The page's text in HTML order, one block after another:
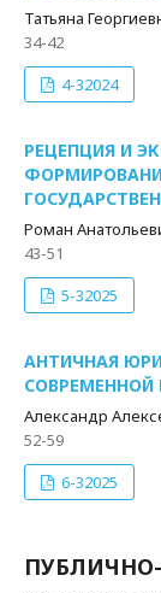
Татьяна
34-42
4-32024
РЕЦЕПЦИЯ И
Роман
43-51
5-32025
АНТИЧНАЯ
СОВРЕМЕННОЙ
Александр
52-59
6-32025